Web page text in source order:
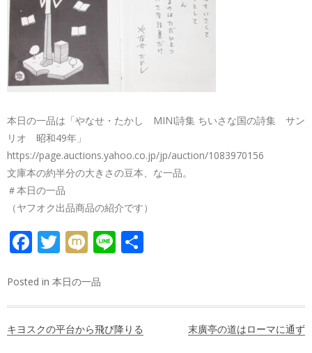
本日の一品は「やなせ・たかし MINI詩集 ちいさな国の詩集 サン
リオ 昭和49年」
https://page.auctions.yahoo.co.jp/jp/auction/1083970156
文庫本の約半分の大きさの豆本、な一品。
＃本日の一品
（ヤフオク出品商品の紹介です）
FACEBOOK
TWITTER
MIXILINE
Posted in 本日の一品
稿
キヨスクの平台から飛び降りる 末廣亭の道はローマに通ず